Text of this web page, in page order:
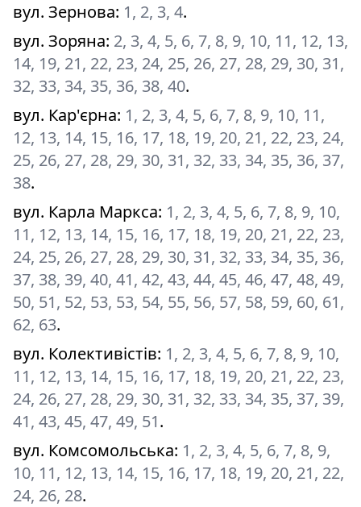
вул. Зернова: 1, 2, 3, 4.
вул. Зоряна: 2, 3, 4, 5, 6, 7, 8, 9, 10, 11, 12, 13,
14, 19, 21, 22, 23, 24, 25, 26, 27, 28, 29, 30, 31,
32, 33, 34, 35, 36, 38, 40.
вул. Кар'єрна: 1, 2, 3, 4, 5, 6, 7, 8, 9, 10, 11,
12, 13, 14, 15, 16, 17, 18, 19, 20, 21, 22, 23, 24,
25, 26, 27, 28, 29, 30, 31, 32, 33, 34, 35, 36, 37,
38.
вул. Карла Маркса: 1, 2, 3, 4, 5, 6, 7, 8, 9, 10,
11, 12, 13, 14, 15, 16, 17, 18, 19, 20, 21, 22, 23,
24, 25, 26, 27, 28, 29, 30, 31, 32, 33, 34, 35, 36,
37, 38, 39, 40, 41, 42, 43, 44, 45, 46, 47, 48, 49,
50, 51, 52, 53, 53, 54, 55, 56, 57, 58, 59, 60, 61,
62, 63.
вул. Колективістів: 1, 2, 3, 4, 5, 6, 7, 8, 9, 10,
11, 12, 13, 14, 15, 16, 17, 18, 19, 20, 21, 22, 23,
24, 26, 27, 28, 29, 30, 31, 32, 33, 34, 35, 37, 39,
41, 43, 45, 47, 49, 51.
вул. Комсомольська: 1, 2, 3, 4, 5, 6, 7, 8, 9,
10, 11, 12, 13, 14, 15, 16, 17, 18, 19, 20, 21, 22,
24, 26, 28.